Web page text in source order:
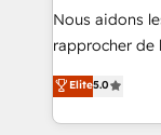
B2B sectors
business
impact of
detailed
Nous aidons
rapprocher de
DIGITALISIM,
réussite des
le marketing
Elite5.0